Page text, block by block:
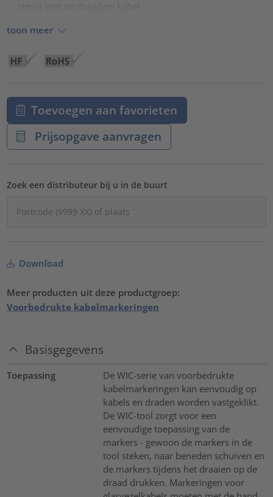
toon meer
Toevoegen aan favorieten
Prijsopgave aanvragen
Zoek een distributeur bij u in de buurt
Download
Meer producten uit deze productgroep:
Voorbedrukte kabelmarkeringen
Basisgegevens
Toepassing
De WIC-serie van voorbedrukte
kabelmarkeringen kan eenvoudig op
kabels en draden worden vastgeklikt.
De WIC-tool zorgt voor een
eenvoudige toepassing van de
markers - gewoon de markers in de
tool steken, naar beneden schuiven en
de markers tijdens het draaien op de
draad drukken. Markeringen voor